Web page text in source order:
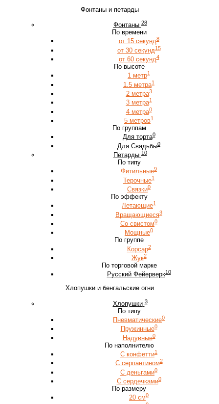
Фонтаны и петарды
Фонтаны 28
По времени
от 15 секунд8
от 30 секунд15
от 60 секунд4
По высоте
1 метр1
1.5 метра1
2 метра3
3 метра1
4 метра0
5 метров1
По группам
Для торта0
Для Свадьбы0
Петарды 10
По типу
Фитильные9
Терочные1
Связки0
По эффекту
Летающие1
Вращающиеся3
Со свистом0
Мощные0
По группе
Корсар2
Жук2
По торговой марке
Русский Фейерверк10
Хлопушки и бенгальские огни
Хлопушки 3
По типу
Пневматические0
Пружинные0
Надувные0
По наполнителю
С конфетти1
С серпантином2
С деньгами0
С сердечками0
По размеру
20 см0